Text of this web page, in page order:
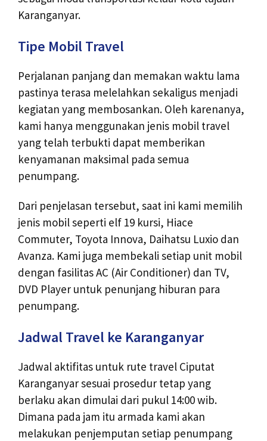
Karanganyar.
Tipe Mobil Travel
Perjalanan panjang dan memakan waktu lama
pastinya terasa melelahkan sekaligus menjadi
kegiatan yang membosankan. Oleh karenanya,
kami hanya menggunakan jenis mobil travel
yang telah terbukti dapat memberikan
kenyamanan maksimal pada semua
penumpang.
Dari penjelasan tersebut, saat ini kami memilih
jenis mobil seperti elf 19 kursi, Hiace
Commuter, Toyota Innova, Daihatsu Luxio dan
Avanza. Kami juga membekali setiap unit mobil
dengan fasilitas AC (Air Conditioner) dan TV,
DVD Player untuk penunjang hiburan para
penumpang.
Jadwal Travel ke Karanganyar
Jadwal aktifitas untuk rute travel Ciputat
Karanganyar sesuai prosedur tetap yang
berlaku akan dimulai dari pukul 14:00 wib.
Dimana pada jam itu armada kami akan
melakukan penjemputan setiap penumpang